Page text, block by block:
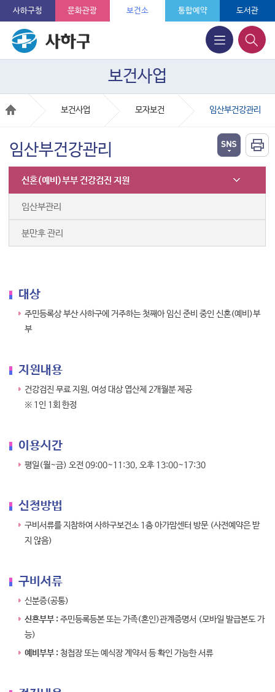
사하구청 문화관광 보건소 통합예약 도서관
보건사업
보건사업 모자보건 임산부건강관리
임산부건강관리
신혼(예비)부부 건강검진 지원
임산부관리
분만후 관리
대상
주민등록상 부산 사하구에 거주하는 첫째아 임신 준비 중인 신혼(예비)부
부
지원내용
건강검진 무료 지원, 여성 대상 엽산제 2개월분 제공
※ 1인 1회 한정
이용시간
평일(월~금) 오전 09:00~11:30, 오후 13:00~17:30
신청방법
구비서류를 지참하여 사하구보건소 1층 아가맘센터 방문 (사전예약은 받
지 않음)
구비서류
신분증(공통)
신혼부부 :주민등록등본 또는 가족(혼인)관계증명서 (모바일 발급본도 가
능)
예비부부 : 청첩장 또는 예식장 계약서 등 확인 가능한 서류